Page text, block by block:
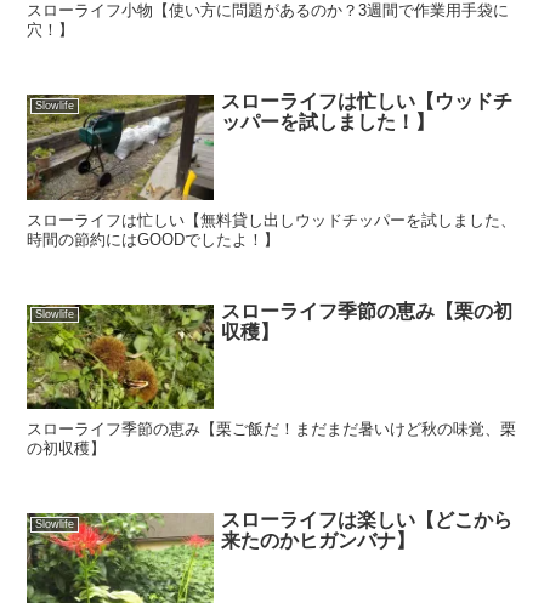
スローライフ小物【使い方に問題があるのか？3週間で作業用手袋に
穴！】
Slowlife
スローライフは忙しい【ウッドチ
ッパーを試しました！】
スローライフは忙しい【無料貸し出しウッドチッパーを試しました、
時間の節約にはGOODでしたよ！】
Slowlife
スローライフ季節の恵み【栗の初
収穫】
スローライフ季節の恵み【栗ご飯だ！まだまだ暑いけど秋の味覚、栗
の初収穫】
Slowlife
スローライフは楽しい【どこから
来たのかヒガンバナ】